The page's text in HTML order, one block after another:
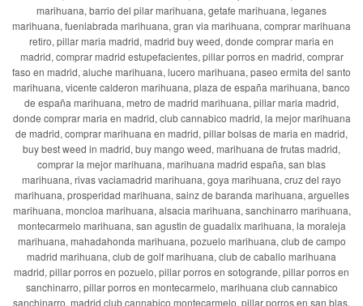
marihuana, barrio del pilar marihuana, getafe marihuana, leganes
marihuana, fuenlabrada marihuana, gran via marihuana, comprar marihuana
retiro, pillar maria madrid, madrid buy weed, donde comprar maria en
madrid, comprar madrid estupefacientes, pillar porros en madrid, comprar
faso en madrid, aluche marihuana, lucero marihuana, paseo ermita del santo
marihuana, vicente calderon marihuana, plaza de españa marihuana, banco
de españa marihuana, metro de madrid marihuana, pillar maria madrid,
donde comprar maria en madrid, club cannabico madrid, la mejor marihuana
de madrid, comprar marihuana en madrid, pillar bolsas de maria en madrid,
buy best weed in madrid, buy mango weed, marihuana de frutas madrid,
comprar la mejor marihuana, marihuana madrid españa, san blas
marihuana, rivas vaciamadrid marihuana, goya marihuana, cruz del rayo
marihuana, prosperidad marihuana, sainz de baranda marihuana, arguelles
marihuana, moncloa marihuana, alsacia marihuana, sanchinarro marihuana,
montecarmelo marihuana, san agustin de guadalix marihuana, la moraleja
marihuana, mahadahonda marihuana, pozuelo marihuana, club de campo
madrid marihuana, club de golf marihuana, club de caballo marihuana
madrid, pillar porros en pozuelo, pillar porros en sotogrande, pillar porros en
sanchinarro, pillar porros en montecarmelo, marihuana club cannabico
sanchinarro, madrid club cannabico montecarmelo, pillar porros en san blas,